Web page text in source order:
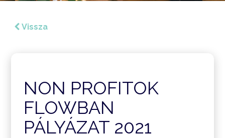
Vissza
NON PROFITOK
FLOWBAN
PÁLYÁZAT 2021